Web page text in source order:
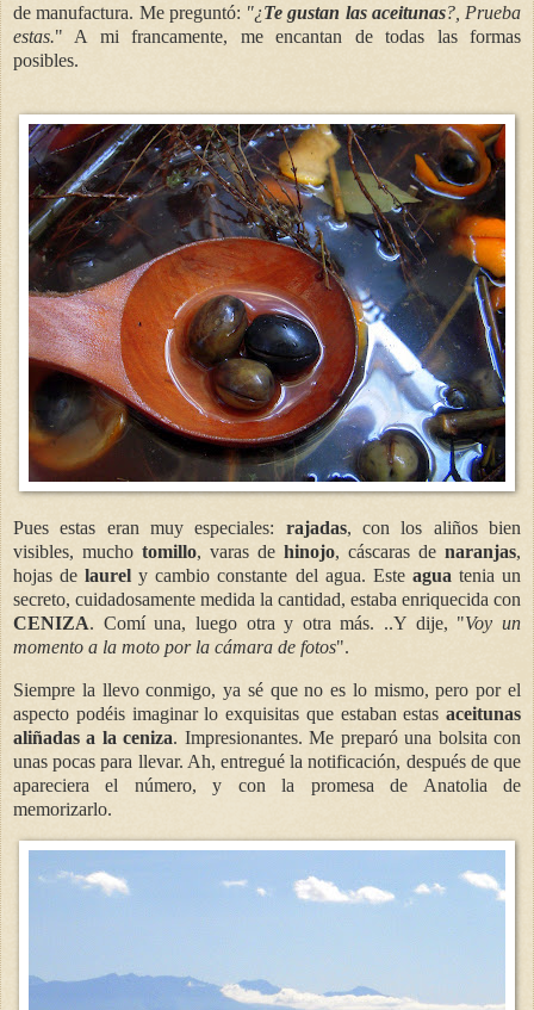
de manufactura. Me preguntó: "¿Te gustan las aceitunas?, Prueba
estas." A mi francamente, me encantan de todas las formas
posibles.
Pues estas eran muy especiales: rajadas, con los aliños bien
visibles, mucho tomillo, varas de hinojo, cáscaras de naranjas,
hojas delaurel y cambio constante del agua. Este agua tenia un
secreto, cuidadosamente medida la cantidad, estaba enriquecida con
CENIZA. Comí una, luego otra y otra más. ..Y dije, "Voy un
momento a la moto por la cámara de fotos".
Siempre la llevo conmigo, ya sé que no es lo mismo, pero por el
aspecto podéis imaginar lo exquisitas que estaban estas aceitunas
aliñadas a la ceniza. Impresionantes. Me preparó una bolsita con
unas pocas para llevar. Ah, entregué la notificación, después de que
apareciera el número, y con la promesa de Anatolia de
memorizarlo.